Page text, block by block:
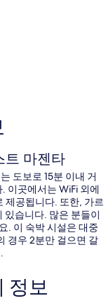
트 마젠타
도보로 15분 이내 거
이곳에서는 WiFi 외에
제공됩니다. 또한, 가르
있습니다. 많은 분들이
. 이 숙박 시설은 대중
경우 2분만 걸으면 갈
정보